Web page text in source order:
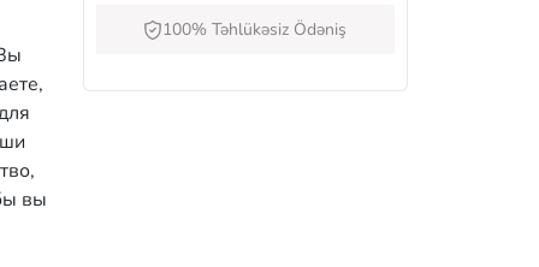
вы
100% Təhlükəsiz Ödəniş